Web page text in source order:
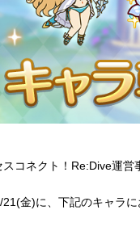
コネクト！Re:Dive運営
金)に、下記のキャラ